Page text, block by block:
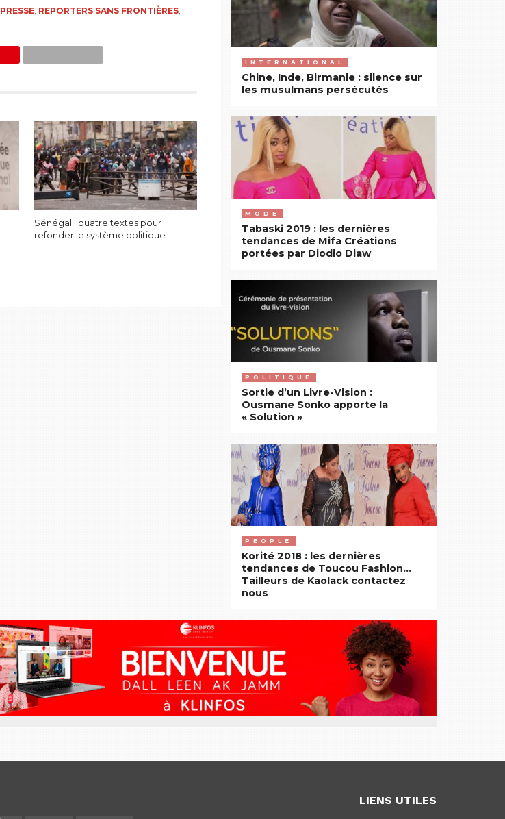
PRESSE, REPORTERS SANS FRONTIÈRES,
Sénégal : quatre textes pour
refonder le système politique
INTERNATIONAL
Chine, Inde, Birmanie : silence sur
les musulmans persécutés
MODE
Tabaski 2019 : les dernières
tendances de Mifa Créations
portées par Diodio Diaw
POLITIQUE
Sortie d’un Livre-Vision :
Ousmane Sonko apporte la
« Solution »
PEOPLE
Korité 2018 : les dernières
tendances de Toucou Fashion…
Tailleurs de Kaolack contactez
nous
LIENS UTILES